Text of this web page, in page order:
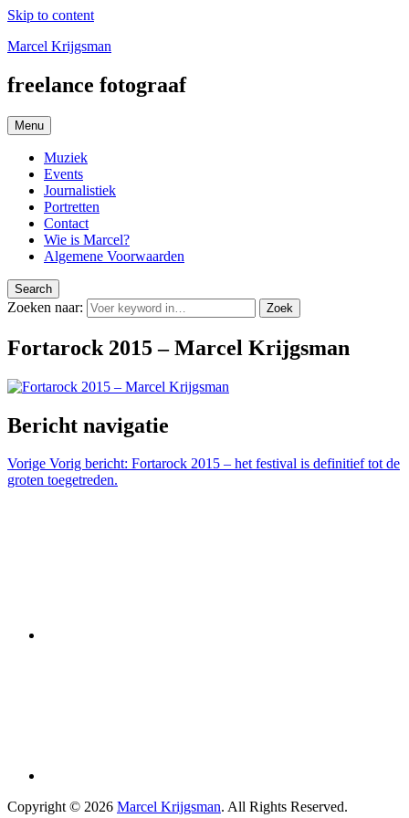
Skip to content
Marcel Krijgsman
freelance fotograaf
Menu
Muziek
Events
Journalistiek
Portretten
Contact
Wie is Marcel?
Algemene Voorwaarden
Search
Zoeken naar: Zoek
Fortarock 2015 – Marcel Krijgsman
Bericht navigatie
Vorige Vorig bericht: Fortarock 2015 – het festival is definitief tot de
groten toegetreden.
Copyright © 2026 Marcel Krijgsman. All Rights Reserved.